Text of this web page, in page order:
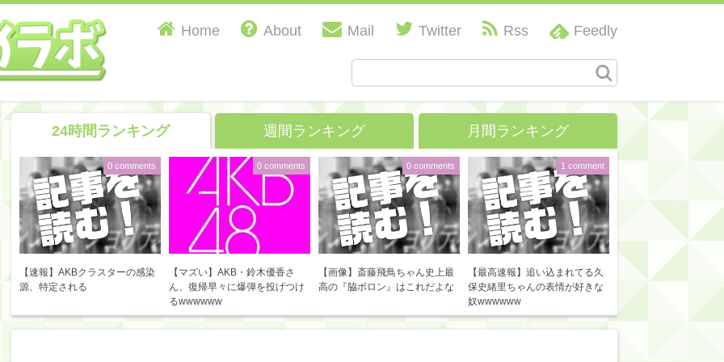
Home About Mail Twitter Rss Feedly
24時間ランキング 週間ランキング 月間ランキング
【速報】AKBクラスターの感染
源、特定される
0 comments
【マズい】AKB・鈴木優香さ
ん、復帰早々に爆弾を投げつけ
るwwwwww
0 comments
【画像】斎藤飛鳥ちゃん史上最
高の『脇ボロン』はこれだよな
0 comments
【最高速報】追い込まれてる久
保史緒里ちゃんの表情が好きな
奴wwwwww
1 comment